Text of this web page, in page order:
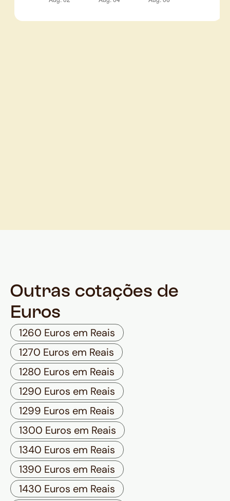
Outras cotações de
Euros
1260 Euros em Reais
1270 Euros em Reais
1280 Euros em Reais
1290 Euros em Reais
1299 Euros em Reais
1300 Euros em Reais
1340 Euros em Reais
1390 Euros em Reais
1430 Euros em Reais